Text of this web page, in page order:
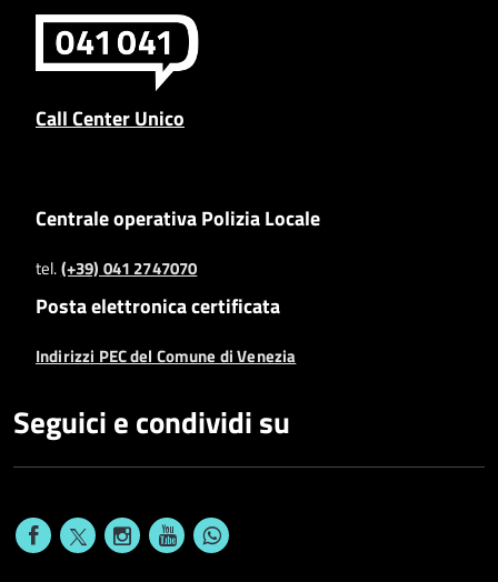
Call Center Unico
Centrale operativa Polizia Locale
tel.(+39) 041 2747070
Posta elettronica certificata
Indirizzi PEC del Comune di Venezia
Seguici e condividi su